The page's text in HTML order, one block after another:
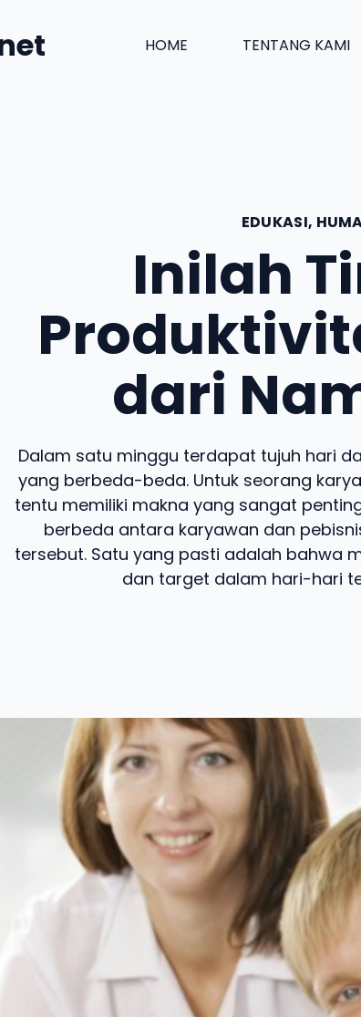
HOME TENTANG KAMI
EDUKASI,
Inilah
dari
Dalam satu minggu terdapat tujuh hari
yang berbeda-beda. Untuk seorang
tentu memiliki makna yang sangat
berbeda antara karyawan dan
tersebut. Satu yang pasti adalah bahwa
dan target dalam hari-hari